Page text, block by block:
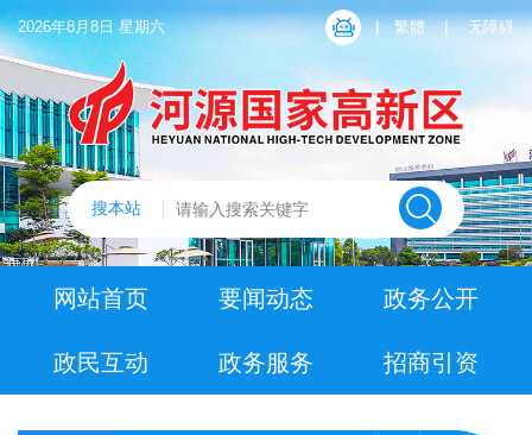
2026年8月8日 星期六 | 繁體 | 无障碍
搜本站
网站首页 要闻动态 政务公开
政民互动 政务服务 招商引资